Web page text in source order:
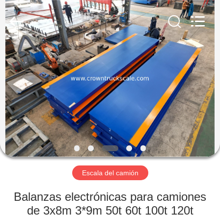
INICIO
PRODUCTOS
SOBRE
NOSOTROS
VISITA
LA
FÁBRICA
Scales
Co.,
Ltd.
Rights
Reserved.
Developed
by
ECER
Escala del camión
Balanzas electrónicas para camiones
de 3x8m 3*9m 50t 60t 100t 120t